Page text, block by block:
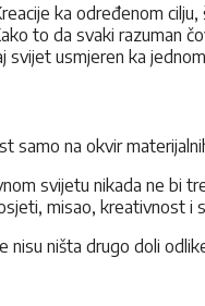
ka određenom
to da svaki razuman
svijet usmjeren ka
samo na okvir
svijetu nikada ne bi
misao, kreativnost i
nisu ništa drugo doli